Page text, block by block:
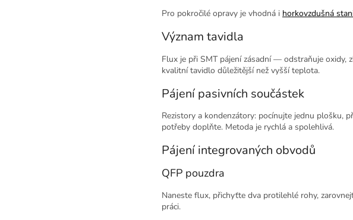
Pro pokročilé opravy je vhodná i horkovzdušná
Význam tavidla
Flux je při SMT pájení zásadní — odstraňuje oxidy,
kvalitní tavidlo důležitější než vyšší teplota.
Pájení pasivních součástek
Rezistory a kondenzátory: pocínujte jednu plošku,
potřeby doplňte. Metoda je rychlá a spolehlivá.
Pájení integrovaných obvodů
QFP pouzdra
Naneste flux, přichyťte dva protilehlé rohy,
práci.